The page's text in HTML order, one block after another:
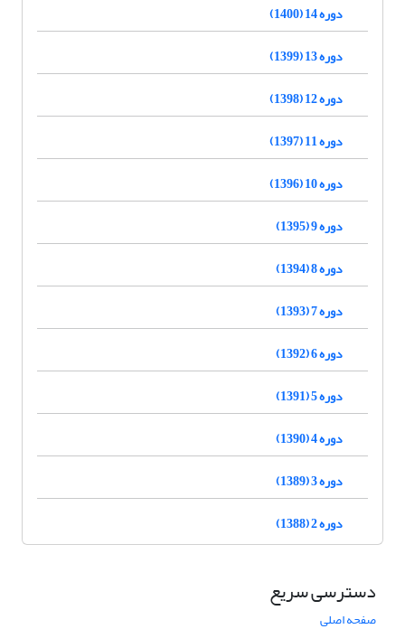
دوره 14 (1400)
دوره 13 (1399)
دوره 12 (1398)
دوره 11 (1397)
دوره 10 (1396)
دوره 9 (1395)
دوره 8 (1394)
دوره 7 (1393)
دوره 6 (1392)
دوره 5 (1391)
دوره 4 (1390)
دوره 3 (1389)
دوره 2 (1388)
دسترسی سریع
صفحه اصلی